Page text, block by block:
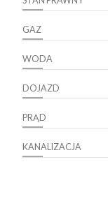
GAZ
WODA
DOJAZD
PRĄD
KANALIZACJA